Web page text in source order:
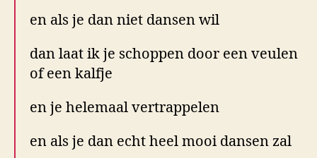
en als je dan niet dansen wil
dan laat ik je schoppen door een veulen
of een kalfje
en je helemaal vertrappelen
en als je dan echt heel mooi dansen zal